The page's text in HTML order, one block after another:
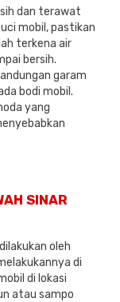
dan terawat
mobil, pastikan
terkena air
bersih.
garam
bodi mobil.
yang
SINAR
oleh
di
di lokasi
atau sampo